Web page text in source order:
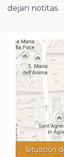
dejan notitas.
Situación